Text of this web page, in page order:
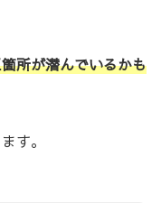
所が潜んでいるかも
す。